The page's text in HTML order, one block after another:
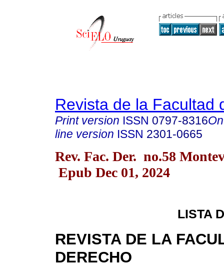
Revista de la Facultad
Print version ISSN 0797-8316
line version ISSN 2301-0665
Rev. Fac. Der. no.58
Epub Dec 01, 2024
LISTA
REVISTA DE LA
DERECHO